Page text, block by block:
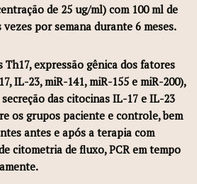
de 25 ug/ml) com 100 ml de
por semana durante 6 meses.
expressão gênica dos fatores
IL-23, miR-141, miR-155 e miR-200),
das citocinas IL-17 e IL-23
os grupos paciente e controle, bem
antes e após a terapia com
citometria de fluxo, PCR em tempo